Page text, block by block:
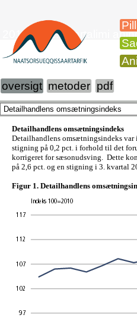
2016-imi 1. kvartalimi
oversigt metoder pdf